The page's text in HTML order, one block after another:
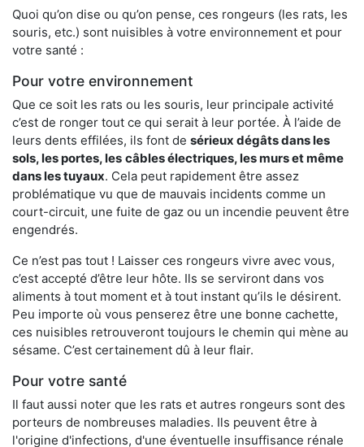
Quoi qu’on dise ou qu’on pense, ces rongeurs (les rats, les
souris, etc.) sont nuisibles à votre environnement et pour
votre santé :
Pour votre environnement
Que ce soit les rats ou les souris, leur principale activité
c’est de ronger tout ce qui serait à leur portée. À l’aide de
leurs dents effilées, ils font de sérieux dégâts dans les
sols, les portes, les câbles électriques, les murs et même
dans les tuyaux. Cela peut rapidement être assez
problématique vu que de mauvais incidents comme un
court-circuit, une fuite de gaz ou un incendie peuvent être
engendrés.
Ce n’est pas tout ! Laisser ces rongeurs vivre avec vous,
c’est accepté d’être leur hôte. Ils se serviront dans vos
aliments à tout moment et à tout instant qu’ils le désirent.
Peu importe où vous penserez être une bonne cachette,
ces nuisibles retrouveront toujours le chemin qui mène au
sésame. C’est certainement dû à leur flair.
Pour votre santé
Il faut aussi noter que les rats et autres rongeurs sont des
porteurs de nombreuses maladies. Ils peuvent être à
l'origine d'infections, d'une éventuelle insuffisance rénale